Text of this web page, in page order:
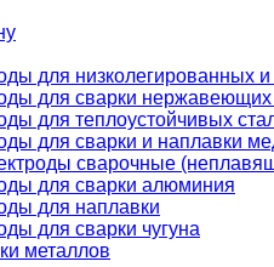
для низколегированных и
для сварки
для теплоустойчивых
для сварки и наплавки
сварочные
для сварки алюминия
для наплавки
для сварки чугуна
металлов